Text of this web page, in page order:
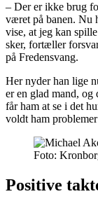
– Der er ikke brug
været på banen. Nu
vise, at jeg kan
sker, fortæller
på Fredensvang.
Her nyder han lige
er en glad mand, og
får ham at se i det
voldt ham
Foto:
Positive